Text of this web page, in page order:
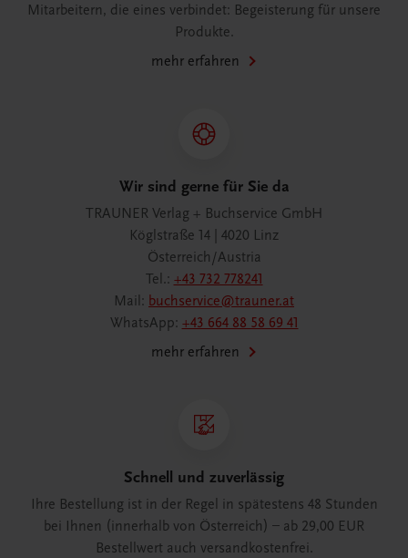
Mitarbeitern, die eines verbindet: Begeisterung für unsere
Produkte.
mehr erfahren
Wir sind gerne für Sie da
TRAUNER Verlag + Buchservice GmbH
Köglstraße 14 | 4020 Linz
Österreich/Austria
Tel.: +43 732 778241
Mail: buchservice@trauner.at
WhatsApp: +43 664 88 58 69 41
mehr erfahren
Schnell und zuverlässig
Ihre Bestellung ist in der Regel in spätestens 48 Stunden
bei Ihnen (innerhalb von Österreich) – ab 29,00 EUR
Bestellwert auch versandkostenfrei.